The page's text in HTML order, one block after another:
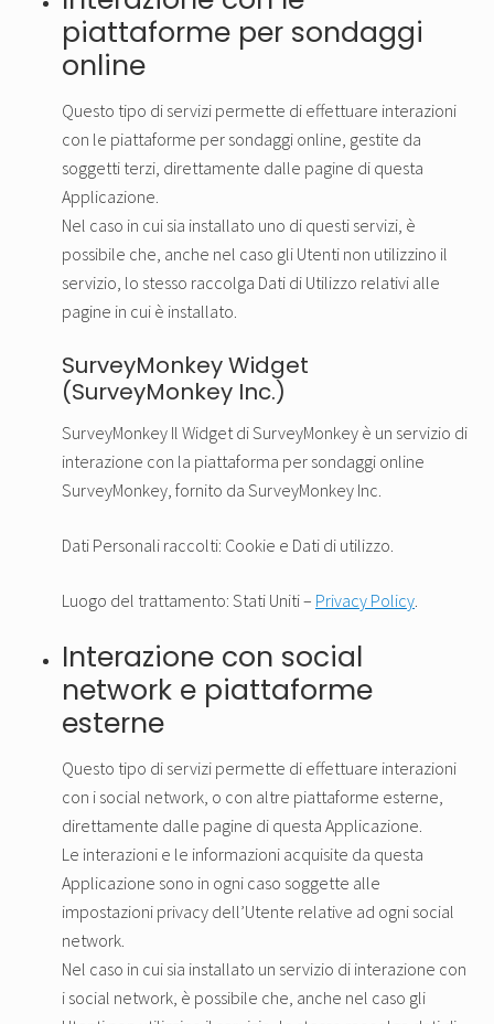
piattaforme per sondaggi
online
Questo tipo di servizi permette di effettuare interazioni
con le piattaforme per sondaggi online, gestite da
soggetti terzi, direttamente dalle pagine di questa
Applicazione.
Nel caso in cui sia installato uno di questi servizi, è
possibile che, anche nel caso gli Utenti non utilizzino il
servizio, lo stesso raccolga Dati di Utilizzo relativi alle
pagine in cui è installato.
SurveyMonkey Widget
(SurveyMonkey Inc.)
SurveyMonkey Il Widget di SurveyMonkey è un servizio di
interazione con la piattaforma per sondaggi online
SurveyMonkey, fornito da SurveyMonkey Inc.
Dati Personali raccolti: Cookie e Dati di utilizzo.
Luogo del trattamento: Stati Uniti – Privacy Policy.
Interazione con social
network e piattaforme
esterne
Questo tipo di servizi permette di effettuare interazioni
con i social network, o con altre piattaforme esterne,
direttamente dalle pagine di questa Applicazione.
Le interazioni e le informazioni acquisite da questa
Applicazione sono in ogni caso soggette alle
impostazioni privacy dell’Utente relative ad ogni social
network.
Nel caso in cui sia installato un servizio di interazione con
i social network, è possibile che, anche nel caso gli